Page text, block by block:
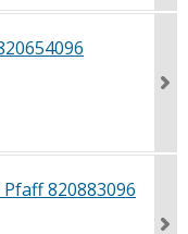
820883096